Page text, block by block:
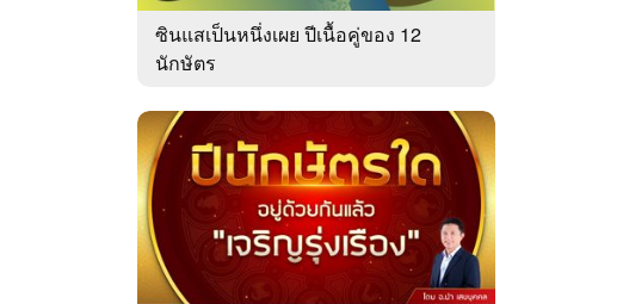
ซินแสเป็นหนึ่งเผย ปีเนื้อคู่ของ 12
นักษัตร